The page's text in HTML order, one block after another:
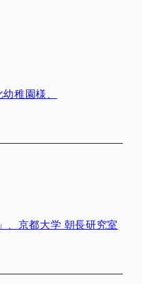
稚園様、
、京都大学 朝長研究室